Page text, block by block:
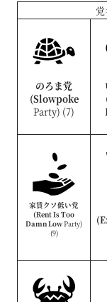
のろま党
(Slowpoke
Party) (7)
家賃クソ低い党
(Rent Is Too
Damn LowParty)
(9)